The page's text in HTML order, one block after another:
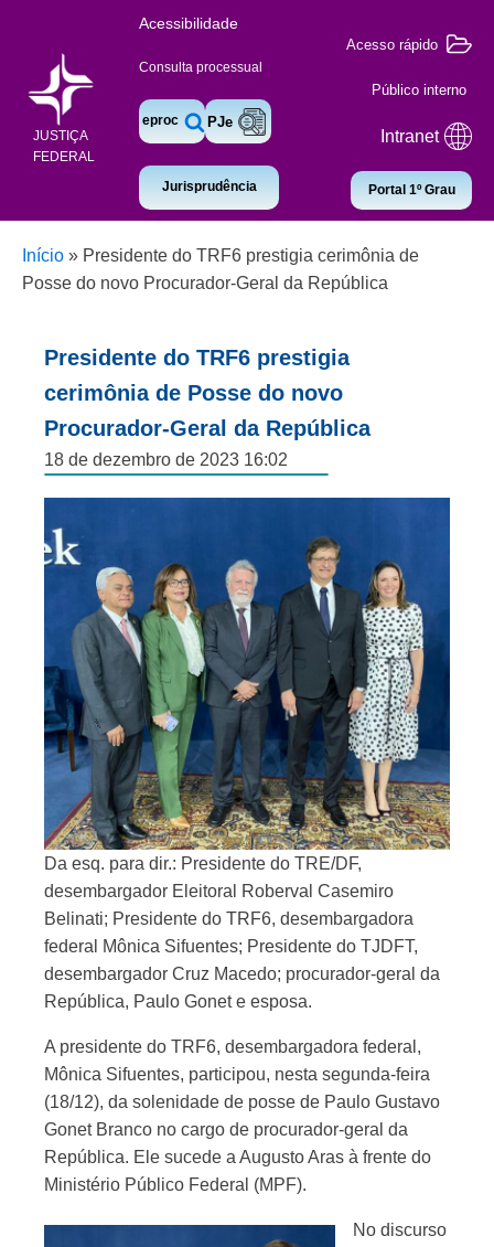
JUSTIÇA
FEDERAL
Acessibilidade
Consulta processual
eproc PJe
Jurisprudência
Acesso rápido
Público interno
Intranet
Portal 1º Grau
Início » Presidente do TRF6 prestigia cerimônia de
Posse do novo Procurador-Geral da República
Presidente do TRF6 prestigia
cerimônia de Posse do novo
Procurador-Geral da República
18 de dezembro de 2023 16:02
Da esq. para dir.: Presidente do TRE/DF,
desembargador Eleitoral Roberval Casemiro
Belinati; Presidente do TRF6, desembargadora
federal Mônica Sifuentes; Presidente do TJDFT,
desembargador Cruz Macedo; procurador-geral da
República, Paulo Gonet e esposa.
A presidente do TRF6, desembargadora federal,
Mônica Sifuentes, participou, nesta segunda-feira
(18/12), da solenidade de posse de Paulo Gustavo
Gonet Branco no cargo de procurador-geral da
República. Ele sucede a Augusto Aras à frente do
Ministério Público Federal (MPF).
No discurso